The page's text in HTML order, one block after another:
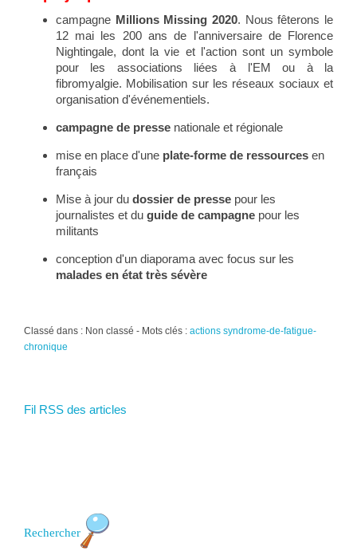
campagne Millions Missing 2020. Nous fêterons le
12 mai les 200 ans de l'anniversaire de Florence
Nightingale, dont la vie et l'action sont un symbole
pour les associations liées à l'EM ou à la
fibromyalgie. Mobilisation sur les réseaux sociaux et
organisation d'événementiels.
campagne de pressenationale et régionale
mise en place d'une plate-forme de ressourcesen
français
Mise à jour du dossier de pressepour les
journalistes et du guide de campagnepour les
militants
conception d'un diaporama avec focus sur les
malades en état très sévère
Classé dans : Non classé - Mots clés : actions syndrome-de-fatigue-
chronique
Fil RSS des articles
Rechercher